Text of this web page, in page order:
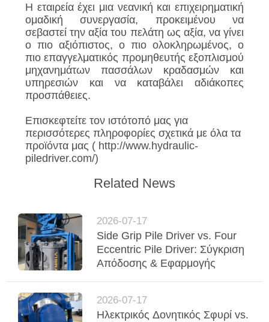
Η εταιρεία έχει μια νεανική και επιχειρηματική
ομαδική συνεργασία, προκειμένου να
σεβαστεί την αξία του πελάτη ως αξία, να γίνει
ο πιο αξιόπιστος, ο πιο ολοκληρωμένος, ο
πιο επαγγελματικός προμηθευτής εξοπλισμού
μηχανημάτων πασσάλων κραδασμών και
υπηρεσιών και να καταβάλει αδιάκοπες
προσπάθειες.
Επισκεφτείτε τον ιστότοπό μας για
περισσότερες πληροφορίες σχετικά με όλα τα
προϊόντα μας ( http://www.hydraulic-
piledriver.com/)
Related News
2026-07-17
Side Grip Pile Driver vs. Four
Eccentric Pile Driver: Σύγκριση
Απόδοσης & Εφαρμογής
2026-07-17
Ηλεκτρικός Δονητικός Σφυρί vs.